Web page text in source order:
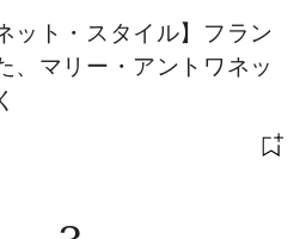
ット・スタイル】フラン
、マリー・アントワネッ